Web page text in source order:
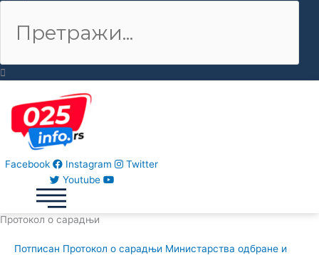
Facebook Instagram
Twitter
Youtube
Протокол о сарадњи
Потписан Протокол о сарадњи Министарства одбране и